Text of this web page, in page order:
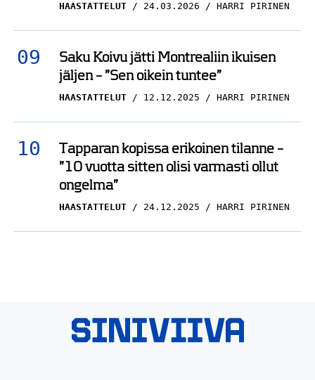
HAASTATTELUT 24.03.2026 HARRI PIRINEN
Saku Koivu jätti Montrealiin ikuisen
jäljen – ”Sen oikein tuntee”
HAASTATTELUT 12.12.2025 HARRI PIRINEN
Tapparan kopissa erikoinen tilanne –
”10 vuotta sitten olisi varmasti ollut
ongelma”
HAASTATTELUT 24.12.2025 HARRI PIRINEN